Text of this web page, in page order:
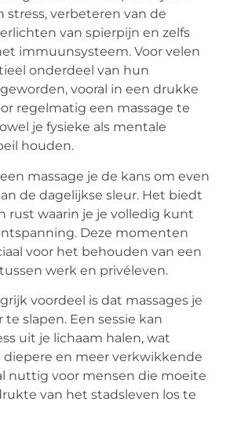
stress, verbeteren van de
van spierpijn en zelfs
immuunsysteem. Voor velen
onderdeel van hun
vooral in een drukke
regelmatig een massage te
je fysieke als mentale
houden.
massage je de kans om even
de dagelijkse sleur. Het biedt
rust waarin je je volledig kunt
Deze momenten
voor het behouden van een
werk en privéleven.
voordeel is dat massages je
slapen. Een sessie kan
uit je lichaam halen, wat
en meer verkwikkende
nuttig voor mensen die moeite
van het stadsleven los te